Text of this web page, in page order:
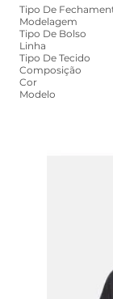
Tipo De
Modelagem
Tipo De Bolso
Linha
Tipo De Tecido
Composição
Cor
Modelo